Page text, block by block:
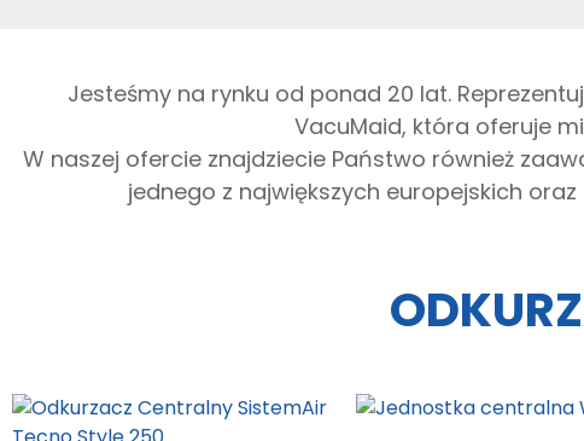
Jesteśmy na rynku od ponad 20 lat.
VacuMaid, która oferuje
W naszej ofercie znajdziecie Państwo również
jednego z największych europejskich